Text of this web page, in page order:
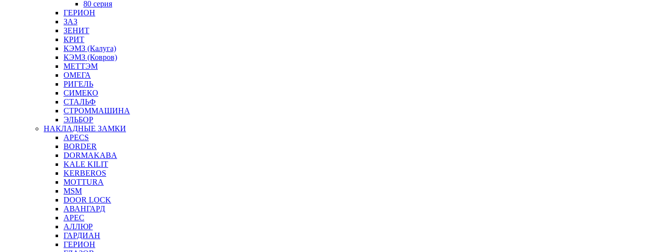
80 серия
ГЕРИОН
ЗАЗ
ЗЕНИТ
КРИТ
КЭМЗ (Калуга)
КЭМЗ (Ковров)
МЕТТЭМ
ОМЕГА
РИГЕЛЬ
СИМЕКО
СТАЛЬФ
СТРОММАШИНА
ЭЛЬБОР
НАКЛАДНЫЕ ЗАМКИ
APECS
BORDER
DORMAKABA
KALE KILIT
KERBEROS
MOTTURA
MSM
DOOR LOCK
АВАНГАРД
АРЕС
АЛЛЮР
ГАРДИАН
ГЕРИОН